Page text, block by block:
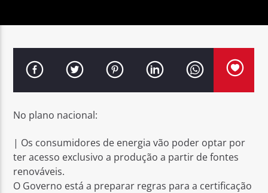
SE EU SOUBESSE (FEAT TONY CARREIRA)
Rádio No ar
No plano nacional:
| Os consumidores de energia vão poder optar por
ter acesso exclusivo a produção a partir de fontes
renováveis.
O Governo está a preparar regras para a certificação